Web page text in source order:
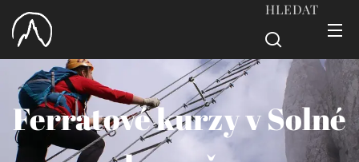
HLEDAT
Ferratové kurzy v Solné